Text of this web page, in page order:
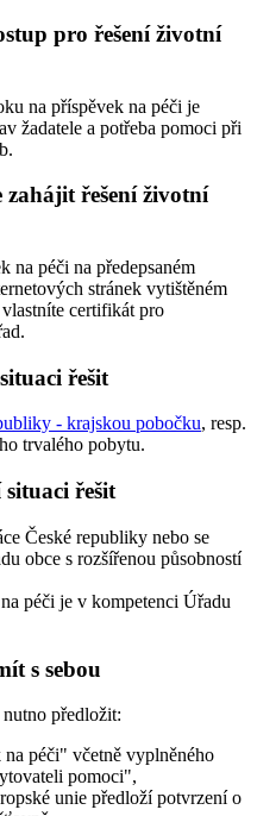
pro řešení životní
na příspěvek na péči je
žadatele a potřeba pomoci při
zahájit řešení životní
na péči na předepsaném
stránek vytištěném
certifikát pro
řešit
- krajskou pobočku, resp.
trvalého pobytu.
řešit
České republiky nebo se
obce s rozšířenou působností
péči je v kompetenci Úřadu
s sebou
předložit:
péči" včetně vyplněného
pomoci",
unie předloží potvrzení o